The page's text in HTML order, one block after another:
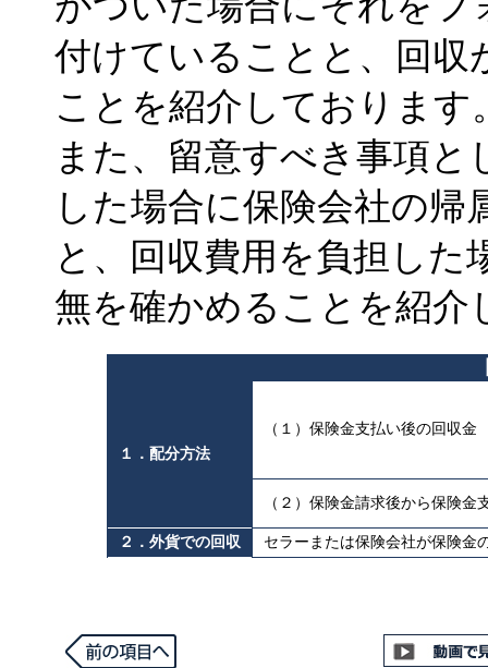
付けていることと、回収
ことを紹介しております
また、留意すべき事項
した場合に保険会社の
と、回収費用を負担した
無を確かめることを紹介
１．配分方法
（１）保険金支払い後の回収金
（２）保険金請求後から保険金
２．外貨での回収 セラーまたは保険会社が保険金